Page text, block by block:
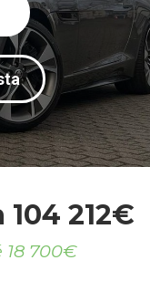
104 212€
18 700€